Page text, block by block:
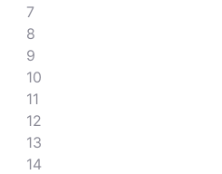
7
8
9
10
11
12
13
14